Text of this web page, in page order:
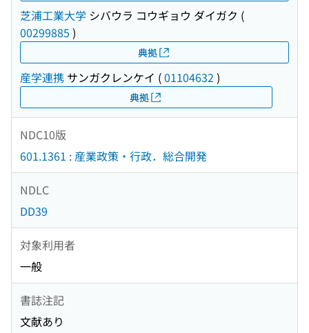
芝浦工業大学 シバウラ コウギョウ ダイガク (
00299885 )
典拠
産学連携 サンガクレンケイ (01104632 )
典拠
NDC10版
601.1361 : 産業政策・行政．総合開発
NDLC
DD39
対象利用者
一般
書誌注記
文献あり